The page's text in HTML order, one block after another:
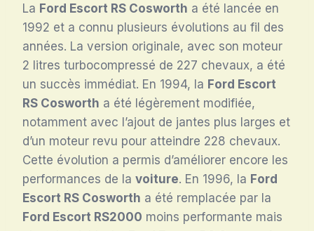
La Ford Escort RS Cosworth a été lancée en
1992 et a connu plusieurs évolutions au fil des
années. La version originale, avec son moteur
2 litres turbocompressé de 227 chevaux, a été
un succès immédiat. En 1994, la Ford Escort
RS Cosworth a été légèrement modifiée,
notamment avec l’ajout de jantes plus larges et
d’un moteur revu pour atteindre 228 chevaux.
Cette évolution a permis d’améliorer encore les
performances de la voiture. En 1996, la Ford
Escort RS Cosworth a été remplacée par la
Ford Escort RS2000 moins performante mais